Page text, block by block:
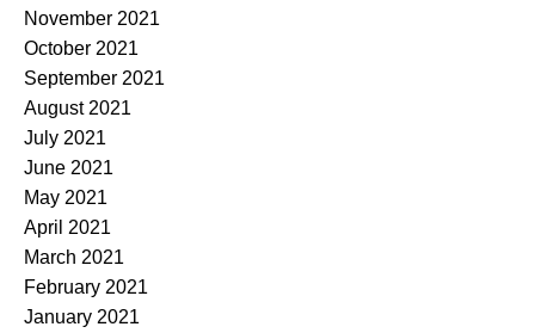
November 2021
October 2021
September 2021
August 2021
July 2021
June 2021
May 2021
April 2021
March 2021
February 2021
January 2021